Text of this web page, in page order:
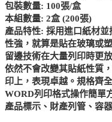
包裝數量: 100張/盒
本組數量: 2盒 (200張)
產品特性: 採用進口紙材
性強，就算是貼在玻璃或
留邊技術在大量列印時更
依然不會改變其貼紙性質
印上，表現卓越。規格齊
WORD列印格式操作簡單
產品標示、財產列管、容